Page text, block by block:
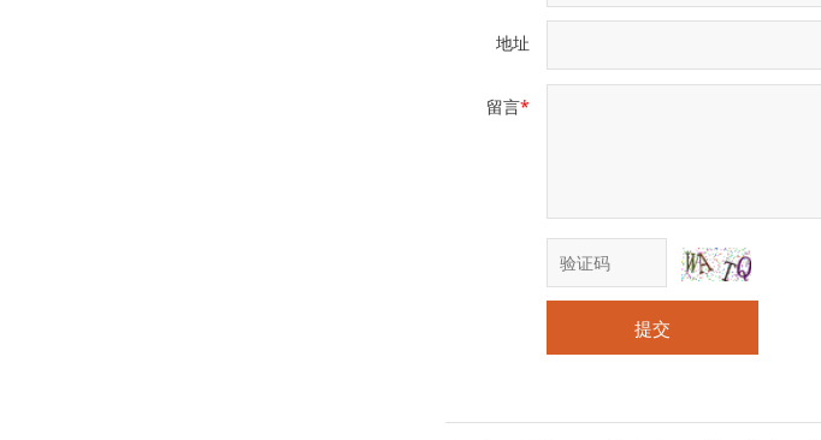
地址
留言*
提交